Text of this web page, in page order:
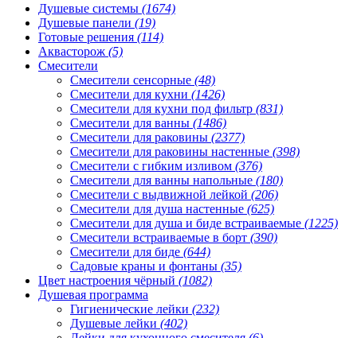
Душевые системы (1674)
Душевые панели (19)
Готовые решения (114)
Аквасторож (5)
Смесители
Смесители сенсорные (48)
Смесители для кухни (1426)
Смесители для кухни под фильтр (831)
Смесители для ванны (1486)
Смесители для раковины (2377)
Смесители для раковины настенные (398)
Смесители с гибким изливом (376)
Смесители для ванны напольные (180)
Смесители с выдвижной лейкой (206)
Смесители для душа настенные (625)
Смесители для душа и биде встраиваемые (1225)
Смесители встраиваемые в борт (390)
Смесители для биде (644)
Садовые краны и фонтаны (35)
Цвет настроения чёрный (1082)
Душевая программа
Гигиенические лейки (232)
Душевые лейки (402)